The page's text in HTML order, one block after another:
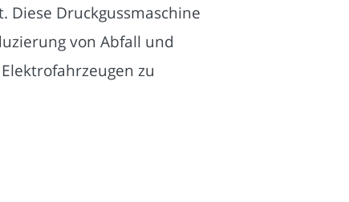
Diese Druckgussmaschine
von Abfall und
zu